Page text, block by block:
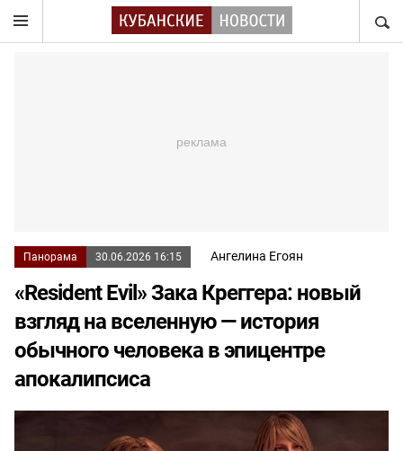
Панорама 30.06.2026 16:15 Ангелина Егоян
«Resident Evil» Зака Креггера: новый
взгляд на вселенную — история
обычного человека в эпицентре
апокалипсиса